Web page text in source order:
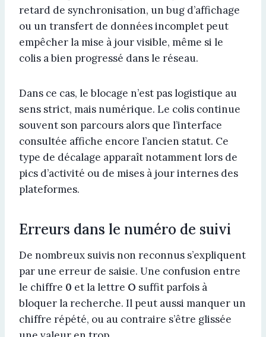
retard de synchronisation, un bug d’affichage
ou un transfert de données incomplet peut
empêcher la mise à jour visible, même si le
colis a bien progressé dans le réseau.
Dans ce cas, le blocage n’est pas logistique au
sens strict, mais numérique. Le colis continue
souvent son parcours alors que l’interface
consultée affiche encore l’ancien statut. Ce
type de décalage apparaît notamment lors de
pics d’activité ou de mises à jour internes des
plateformes.
Erreurs dans le numéro de suivi
De nombreux suivis non reconnus s’expliquent
par une erreur de saisie. Une confusion entre
le chiffre 0 et la lettre O suffit parfois à
bloquer la recherche. Il peut aussi manquer un
chiffre répété, ou au contraire s’être glissée